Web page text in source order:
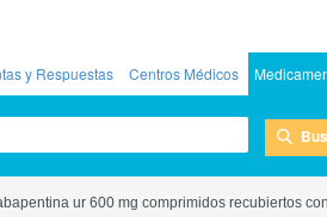
y Respuestas Centros Médicos
ur 600 mg comprimidos recubiertos